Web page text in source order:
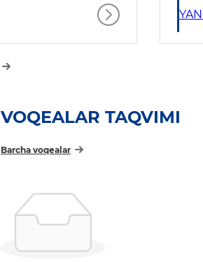
VOQEALAR TAQVIMI
Barcha voqealar